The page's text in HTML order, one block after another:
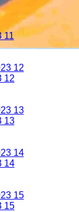
11
12
13
14
15